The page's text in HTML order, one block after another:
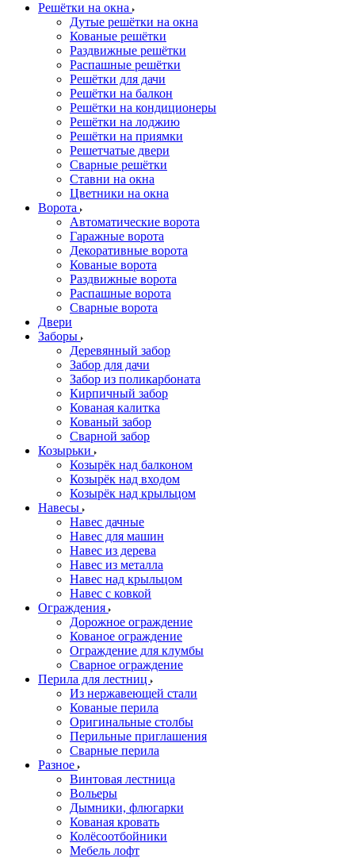
Решётки на окна
Дутые решётки на окна
Кованые решётки
Раздвижные решётки
Распашные решётки
Решётки для дачи
Решётки на балкон
Решётки на кондиционеры
Решётки на лоджию
Решётки на приямки
Решетчатые двери
Сварные решётки
Ставни на окна
Цветники на окна
Ворота
Автоматические ворота
Гаражные ворота
Декоративные ворота
Кованые ворота
Раздвижные ворота
Распашные ворота
Сварные ворота
Двери
Заборы
Деревянный забор
Забор для дачи
Забор из поликарбоната
Кирпичный забор
Кованая калитка
Кованый забор
Сварной забор
Козырьки
Козырёк над балконом
Козырёк над входом
Козырёк над крыльцом
Навесы
Навес дачные
Навес для машин
Навес из дерева
Навес из металла
Навес над крыльцом
Навес с ковкой
Ограждения
Дорожное ограждение
Кованое ограждение
Ограждение для клумбы
Сварное ограждение
Перила для лестниц
Из нержавеющей стали
Кованые перила
Оригинальные столбы
Перильные приглашения
Сварные перила
Разное
Винтовая лестница
Вольеры
Дымники, флюгарки
Кованая кровать
Колёсоотбойники
Мебель лофт